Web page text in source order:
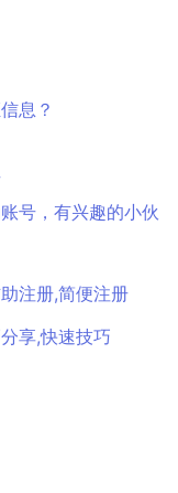
息？
号，有兴趣的小伙
注册,简便注册
享,快速技巧